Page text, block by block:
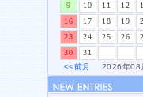
9
10 11 12
16
17 18 19
23
24 25 26
30
31
<<前月
2026年